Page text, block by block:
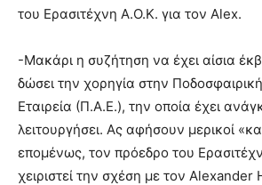
του Ερασιτέχνη Α.Ο.Κ. για τον Alex.
-Μακάρι η συζήτηση να έχει αίσια
δώσει την χορηγία στην
Εταιρεία (Π.Α.Ε.), την οποία έχει
λειτουργήσει. Ας αφήσουν μερικοί
επομένως, τον πρόεδρο του
χειριστεί την σχέση με τον